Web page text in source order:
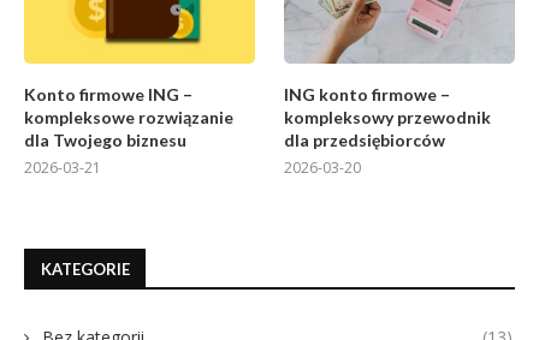
Konto firmowe ING –
kompleksowe rozwiązanie
dla Twojego biznesu
2026-03-21
ING konto firmowe –
kompleksowy przewodnik
dla przedsiębiorców
2026-03-20
KATEGORIE